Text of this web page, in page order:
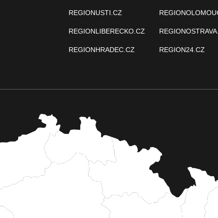
REGIONUSTI.CZ
REGIONLIBERECKO.CZ
REGIONHRADEC.CZ REGION24.CZ